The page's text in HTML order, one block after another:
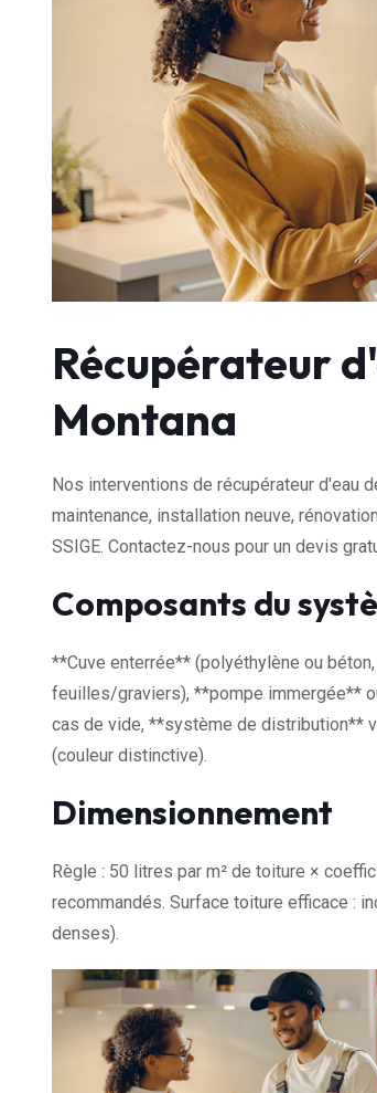
Récupérateur
Montana
Nos interventions de récupérateur d'eau
maintenance, installation neuve,
SSIGE. Contactez-nous pour un devis
Composants du
**Cuve enterrée** (polyéthylène ou
feuilles/graviers), **pompe immergée**
cas de vide, **système de distribution**
(couleur distinctive).
Dimensionnement
Règle : 50 litres par m² de toiture ×
recommandés. Surface toiture efficace :
denses).